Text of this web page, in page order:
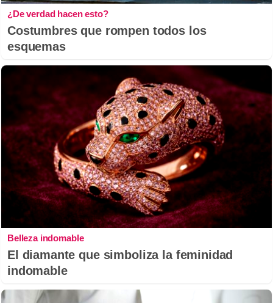
¿De verdad hacen esto?
Costumbres que rompen todos los
esquemas
Belleza indomable
El diamante que simboliza la feminidad
indomable